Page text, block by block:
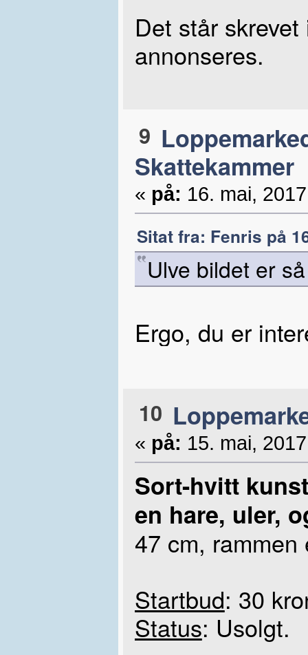
Det står
annonseres.
9
Skattekammer
« på: 16. mai,
Sitat fra: Fenris på
Ulve bildet er
Ergo, du er
10
« på: 15. mai,
Sort-hvitt
en hare, uler,
47 cm,
Startbud: 30
Status: Usolgt.